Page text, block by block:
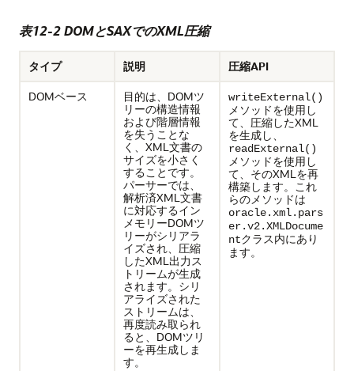
表12-2 DOMとSAXでのXML圧縮
タイプ 説明
圧縮API
DOMベース
目的は、DOMツ
リーの構造情報
および階層情報
を失うことな
く、XML文書の
サイズを小さく
することです。
パーサーでは、
解析済XML文書
に対応するイン
メモリーDOMツ
リーがシリアラ
イズされ、圧縮
したXML出力ス
トリームが生成
されます。シリ
アライズされた
ストリームは、
再度読み取られ
ると、DOMツリ
ーを再生成しま
す。
writeExternal()
メソッドを使用し
て、圧縮したXML
を生成し、
readExternal()
メソッドを使用し
て、そのXMLを再
構築します。これ
らのメソッドは
oracle.xml.pars
er.v2.XMLDocume
ntクラス内にあり
ます。